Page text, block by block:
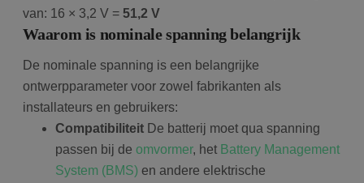
van: 16 × 3,2 V = 51,2 V
Waarom is nominale spanning belangrijk
De nominale spanning is een belangrijke
ontwerpparameter voor zowel fabrikanten als
installateurs en gebruikers:
CompatibiliteitDe batterij moet qua spanning
passen bij de omvormer, het Battery Management
System (BMS)en andere elektrische